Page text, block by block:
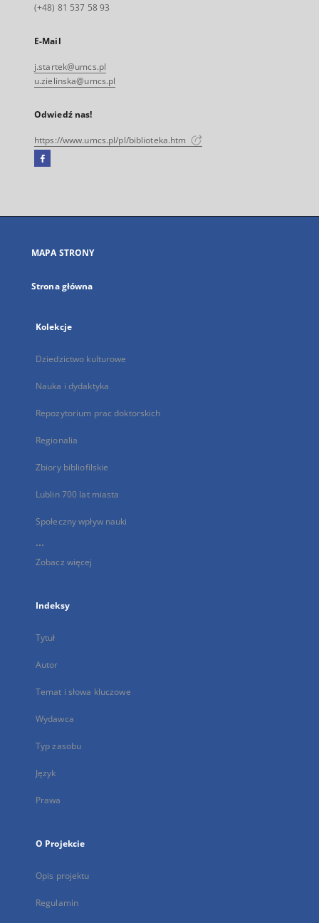
(+48) 81 537 58 93
E-Mail
j.startek@umcs.pl
u.zielinska@umcs.pl
Odwiedź nas!
https://www.umcs.pl/pl/biblioteka.htm
Facebook
się
karcie
MAPA STRONY
Strona główna
Kolekcje
Dziedzictwo kulturowe
Nauka i dydaktyka
Repozytorium prac doktorskich
Regionalia
Zbiory bibliofilskie
Lublin 700 lat miasta
Społeczny wpływ nauki
...
Zobacz więcej
Indeksy
Tytuł
Autor
Temat i słowa kluczowe
Wydawca
Typ zasobu
Język
Prawa
O Projekcie
Opis projektu
Regulamin